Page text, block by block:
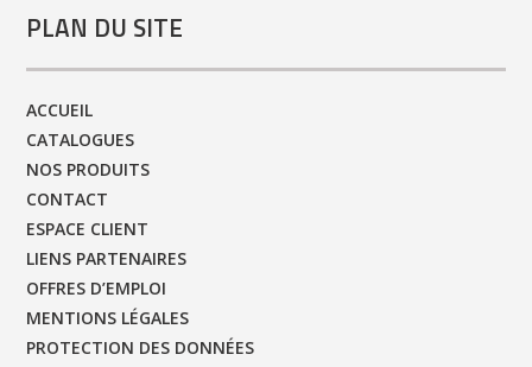
PLAN DU SITE
ACCUEIL
CATALOGUES
NOS PRODUITS
CONTACT
ESPACE CLIENT
LIENS PARTENAIRES
OFFRES D’EMPLOI
MENTIONS LÉGALES
PROTECTION DES DONNÉES